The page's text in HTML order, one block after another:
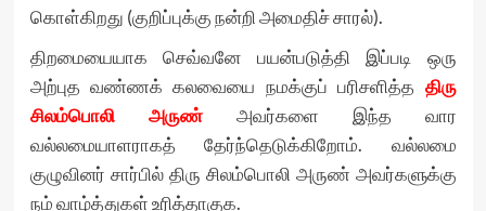
கொள்கிறது (குறிப்புக்கு நன்றி அமைதிச் சாரல்).
திறமையையாக செவ்வனே பயன்படுத்தி இப்படி ஒரு
அற்புத வண்ணக் கலவையை நமக்குப் பரிசளித்த திரு
சிலம்பொலி அருண்அவர்களை இந்த வார
வல்லமையாளராகத் தேர்ந்தெடுக்கிறோம். வல்லமை
குழுவினர் சார்பில் திரு சிலம்பொலி அருண் அவர்களுக்கு
நம் வாழ்த்துகள் உரித்தாகுக.